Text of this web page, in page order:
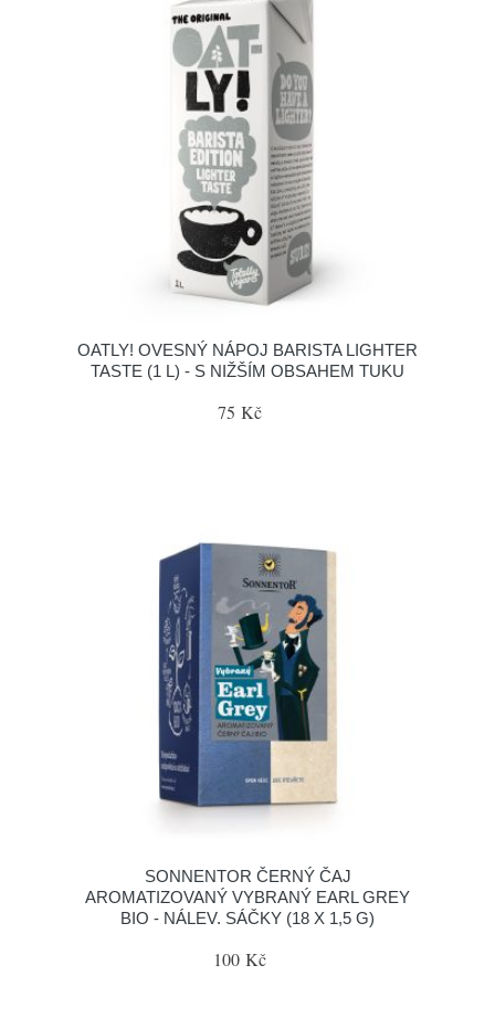
OATLY! OVESNÝ NÁPOJ BARISTA LIGHTER
TASTE (1 L) - S NIŽŠÍM OBSAHEM TUKU
75 Kč
SONNENTOR ČERNÝ ČAJ
AROMATIZOVANÝ VYBRANÝ EARL GREY
BIO - NÁLEV. SÁČKY (18 X 1,5 G)
100 Kč